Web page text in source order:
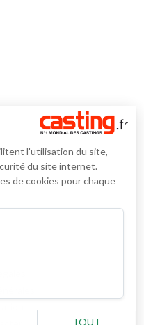
l'utilisation du site,
du site internet.
de cookies pour chaque
TOUT